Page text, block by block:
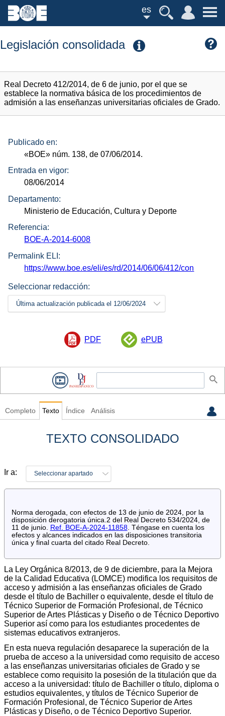
es
Legislación consolidada
Real Decreto 412/2014, de 6 de junio, por el que se
establece la normativa básica de los procedimientos de
admisión a las enseñanzas universitarias oficiales de Grado.
Publicado en:
«BOE» núm. 138, de 07/06/2014.
Entrada en vigor:
08/06/2014
Departamento:
Ministerio de Educación, Cultura y Deporte
Referencia:
BOE-A-2014-6008
Permalink ELI:
https://www.boe.es/eli/es/rd/2014/06/06/412/con
Seleccionar redacción:
Última actualización publicada el 12/06/2024
PDF ePUB
Completo Texto Índice Análisis
TEXTO CONSOLIDADO
Ir a: Seleccionar apartado
Norma derogada, con efectos de 13 de junio de 2024, por la
disposición derogatoria única.2 del Real Decreto 534/2024, de
11 de junio.
Ref. BOE-A-2024-11858. Téngase en cuenta los
efectos y alcances indicados en las disposiciones transitoria
única y final cuarta del citado Real Decreto.
La Ley Orgánica 8/2013, de 9 de diciembre, para la Mejora
de la Calidad Educativa (LOMCE) modifica los requisitos de
acceso y admisión a las enseñanzas oficiales de Grado
desde el título de Bachiller o equivalente, desde el título de
Técnico Superior de Formación Profesional, de Técnico
Superior de Artes Plásticas y Diseño o de Técnico Deportivo
Superior así como para los estudiantes procedentes de
sistemas educativos extranjeros.
En esta nueva regulación desaparece la superación de la
prueba de acceso a la universidad como requisito de acceso
a las enseñanzas universitarias oficiales de Grado y se
establece como requisito la posesión de la titulación que da
acceso a la universidad: título de Bachiller o título, diploma o
estudios equivalentes, y títulos de Técnico Superior de
Formación Profesional, de Técnico Superior de Artes
Plásticas y Diseño, o de Técnico Deportivo Superior.